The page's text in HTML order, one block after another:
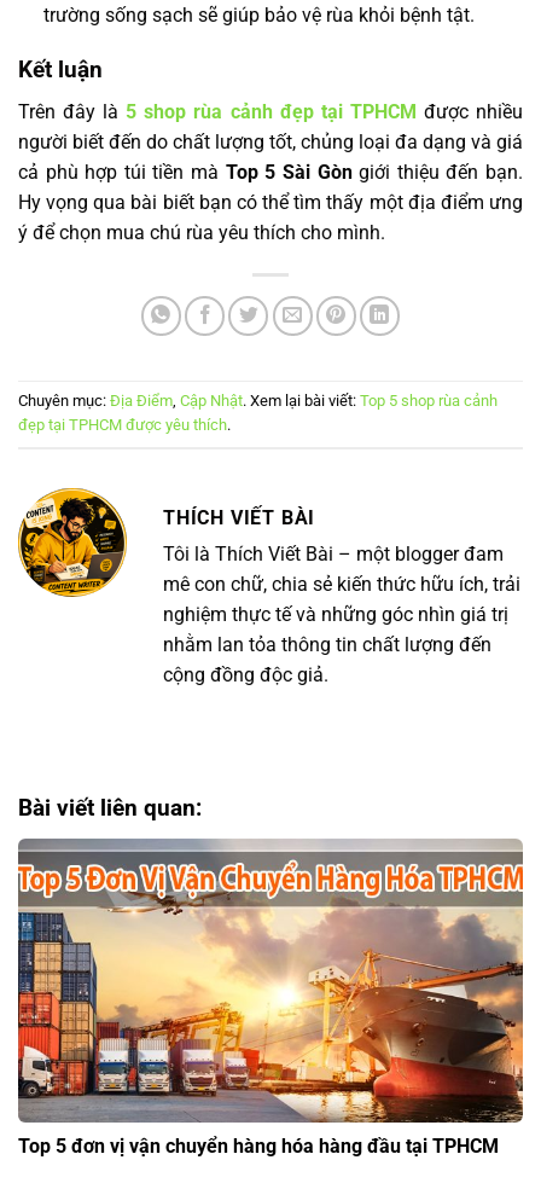
trường sống sạch sẽ giúp bảo vệ rùa khỏi bệnh tật.
Kết luận
Trên đây là 5 shop rùa cảnh đẹp tại TPHCM được nhiều
người biết đến do chất lượng tốt, chủng loại đa dạng và giá
cả phù hợp túi tiền mà Top 5 Sài Gòngiới thiệu đến bạn.
Hy vọng qua bài biết bạn có thể tìm thấy một địa điểm ưng
ý để chọn mua chú rùa yêu thích cho mình.
Chuyên mục: Địa Điểm, Cập Nhật. Xem lại bài viết: Top 5 shop rùa cảnh
đẹp tại TPHCM được yêu thích.
THÍCH VIẾT BÀI
Tôi là Thích Viết Bài – một blogger đam
mê con chữ, chia sẻ kiến thức hữu ích, trải
nghiệm thực tế và những góc nhìn giá trị
nhằm lan tỏa thông tin chất lượng đến
cộng đồng độc giả.
Bài viết liên quan:
Top 5 đơn vị vận chuyển hàng hóa hàng đầu tại TPHCM